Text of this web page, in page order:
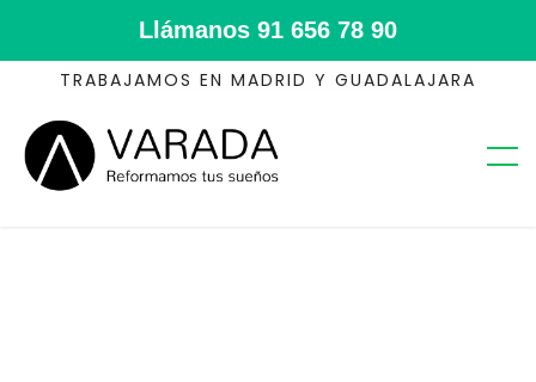
Llámanos 91 656 78 90
TRABAJAMOS EN MADRID Y GUADALAJARA